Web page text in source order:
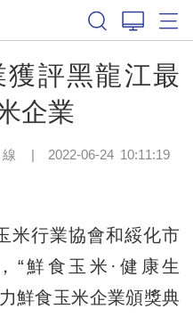
評黑龍江最
企業
| 2022-06-24 10:11:19
行業協會和綏化市
“鮮食玉米·健康生
鮮食玉米企業頒獎典